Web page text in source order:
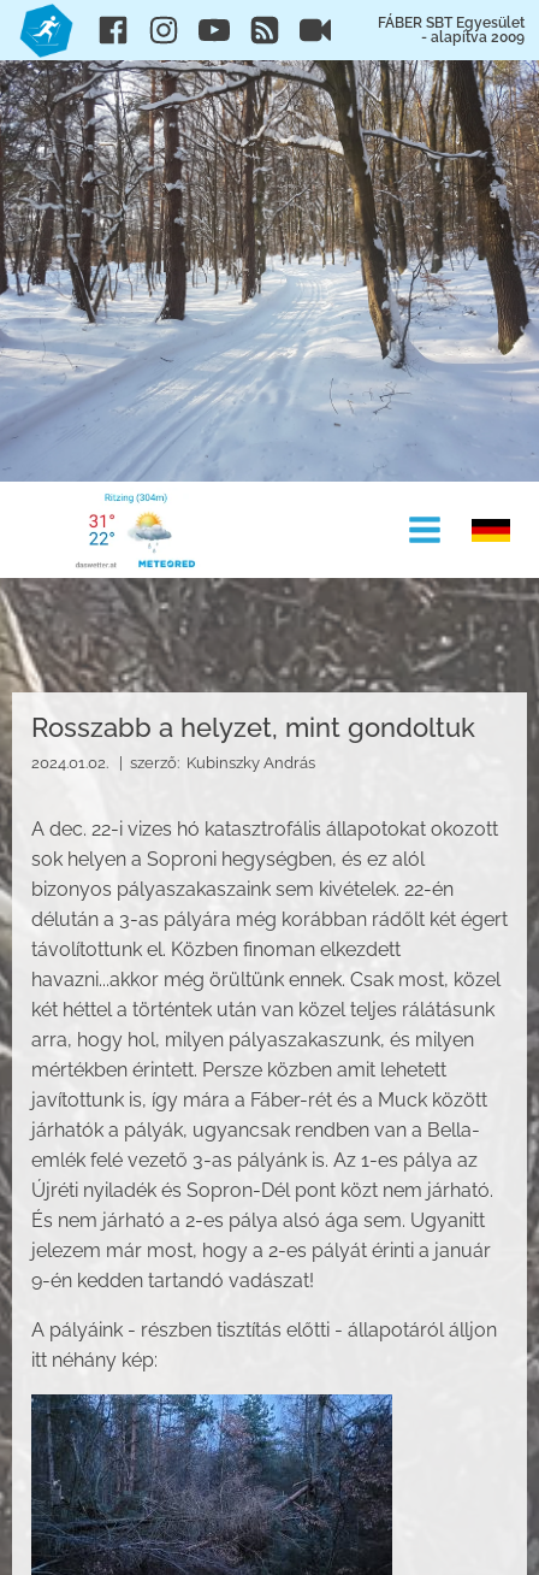
FÁBER SBT Egyesület
- alapítva 2009
Rosszabb a helyzet, mint gondoltuk
2024.01.02. | szerző: Kubinszky András
A dec. 22-i vizes hó katasztrofális állapotokat okozott
sok helyen a Soproni hegységben, és ez alól
bizonyos pályaszakaszaink sem kivételek. 22-én
délután a 3-as pályára még korábban rádőlt két égert
távolítottunk el. Közben finoman elkezdett
havazni...akkor még örültünk ennek. Csak most, közel
két héttel a történtek után van közel teljes rálátásunk
arra, hogy hol, milyen pályaszakaszunk, és milyen
mértékben érintett. Persze közben amit lehetett
javítottunk is, így mára a Fáber-rét és a Muck között
járhatók a pályák, ugyancsak rendben van a Bella-
emlék felé vezető 3-as pályánk is. Az 1-es pálya az
Újréti nyiladék és Sopron-Dél pont közt nem járható.
És nem járható a 2-es pálya alsó ága sem. Ugyanitt
jelezem már most, hogy a 2-es pályát érinti a január
9-én kedden tartandó vadászat!
A pályáink - részben tisztítás előtti - állapotáról álljon
itt néhány kép: